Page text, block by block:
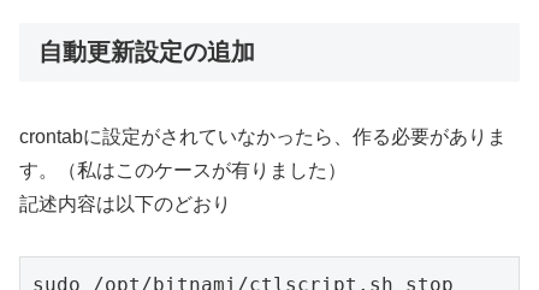
自動更新設定の追加
crontabに設定がされていなかったら、作る必要がありま
す。（私はこのケースが有りました）
記述内容は以下のどおり
sudo /opt/bitnami/ctlscript.sh stop